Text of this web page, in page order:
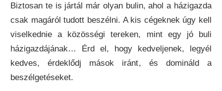
Biztosan te is jártál már olyan bulin, ahol a házigazda
csak magáról tudott beszélni. A kis cégeknek úgy kell
viselkednie a közösségi tereken, mint egy jó buli
házigazdájának… Érd el, hogy kedveljenek, legyél
kedves, érdeklődj mások iránt, és domináld a
beszélgetéseket.